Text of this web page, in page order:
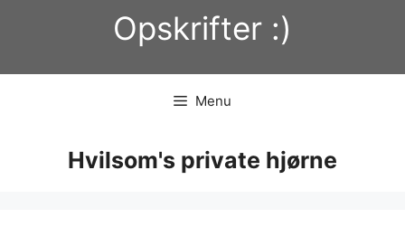
Opskrifter :)
Menu
Hvilsom's private hjørne